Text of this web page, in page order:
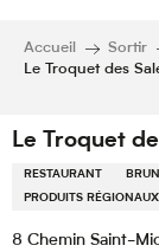
Accueil Sortir
Le Troquet des
Le Troquet
RESTAURANT
PRODUITS RÉGIONAUX
8 Chemin Saint-